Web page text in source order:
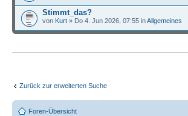
Stimmt_das?
von Kurt » Do 4. Jun 2026, 07:55 inAllgemeines
Zurück zur erweiterten Suche
Foren-Übersicht